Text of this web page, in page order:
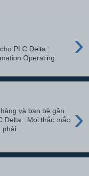
›
PLC Delta :
Operating
›
và bạn bè gần
Delta : Mọi thắc mắc
...